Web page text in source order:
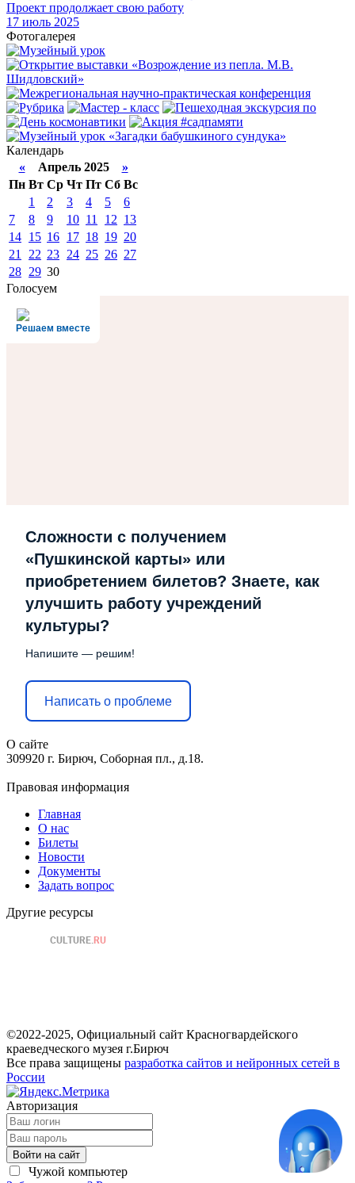
Проект продолжает свою работу
17 июль 2025
Фотогалерея
Календарь
«Апрель 2025 »
Пн Вт Ср Чт Пт Сб Вс
1
2 3 4 5
6
7
8 9 10 11 12 13
14 15 16 17 18 19 20
21
22 23 24 25 26 27
28 29 30
Голосуем
Решаем вместе
Сложности с получением
«Пушкинской карты» или
приобретением билетов? Знаете, как
улучшить работу учреждений
культуры?
Напишите — решим!
Написать о проблеме
О сайте
309920 г. Бирюч, Соборная пл., д.18.
Правовая информация
Главная
О нас
Билеты
Новости
Документы
Задать вопрос
Другие ресурсы
©2022-2025, Официальный сайт Красногвардейского
краеведческого музея г.Бирюч
Все права защищены разработка сайтов и нейронных сетей в
России
Авторизация
Войти на сайт
Чужой компьютер